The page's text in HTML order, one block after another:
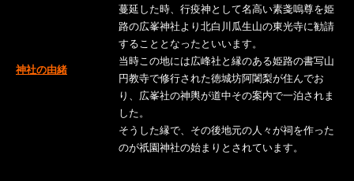
神社の由緒
蔓延した時、行疫神として名高い素戔嗚尊を姫
路の広峯神社より北白川瓜生山の東光寺に勧請
することとなったといいます。
当時この地には広峰社と縁のある姫路の書写山
円教寺で修行された徳城坊阿闍梨が住んでお
り、広峯社の神輿が道中その案内で一泊されま
した。
そうした縁で、その後地元の人々が祠を作った
のが祇園神社の始まりとされています。